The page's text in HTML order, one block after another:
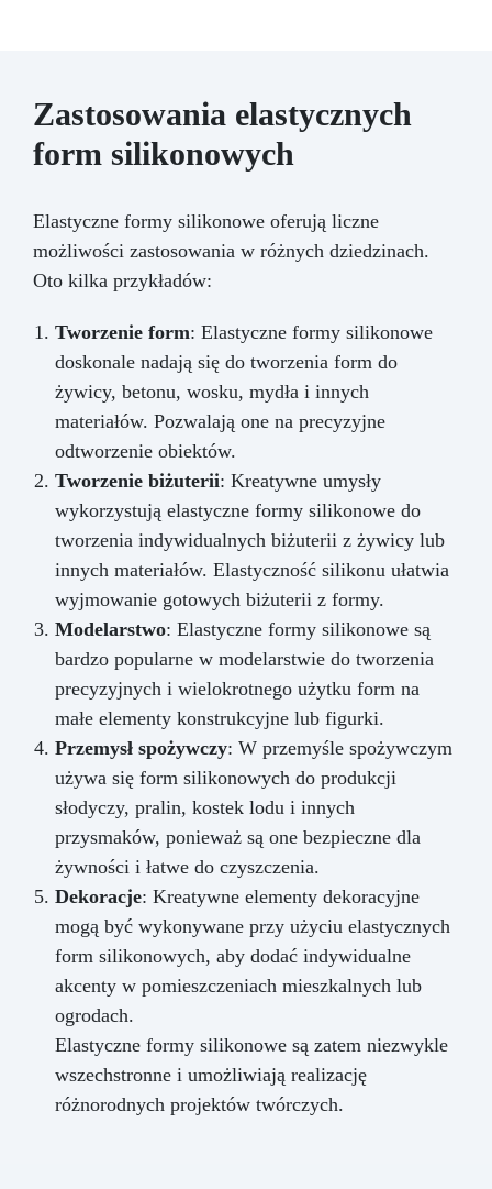
Zastosowania elastycznych
form silikonowych
Elastyczne formy silikonowe oferują liczne
możliwości zastosowania w różnych dziedzinach.
Oto kilka przykładów:
Tworzenie form: Elastyczne formy silikonowe
doskonale nadają się do tworzenia form do
żywicy, betonu, wosku, mydła i innych
materiałów. Pozwalają one na precyzyjne
odtworzenie obiektów.
Tworzenie biżuterii: Kreatywne umysły
wykorzystują elastyczne formy silikonowe do
tworzenia indywidualnych biżuterii z żywicy lub
innych materiałów. Elastyczność silikonu ułatwia
wyjmowanie gotowych biżuterii z formy.
Modelarstwo: Elastyczne formy silikonowe są
bardzo popularne w modelarstwie do tworzenia
precyzyjnych i wielokrotnego użytku form na
małe elementy konstrukcyjne lub figurki.
Przemysł spożywczy: W przemyśle spożywczym
używa się form silikonowych do produkcji
słodyczy, pralin, kostek lodu i innych
przysmaków, ponieważ są one bezpieczne dla
żywności i łatwe do czyszczenia.
Dekoracje: Kreatywne elementy dekoracyjne
mogą być wykonywane przy użyciu elastycznych
form silikonowych, aby dodać indywidualne
akcenty w pomieszczeniach mieszkalnych lub
ogrodach.
Elastyczne formy silikonowe są zatem niezwykle
wszechstronne i umożliwiają realizację
różnorodnych projektów twórczych.